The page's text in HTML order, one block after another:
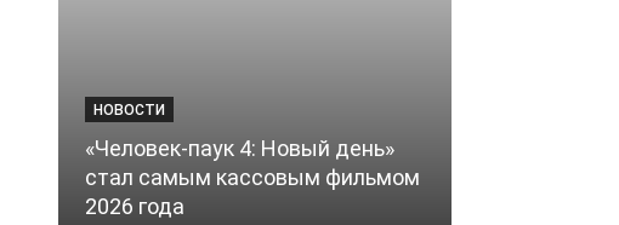
НОВОСТИ
«Человек-паук 4: Новый день»
стал самым кассовым фильмом
2026 года